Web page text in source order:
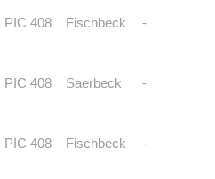
PIC 408 Fischbeck -
PIC 408 Saerbeck -
PIC 408 Fischbeck -